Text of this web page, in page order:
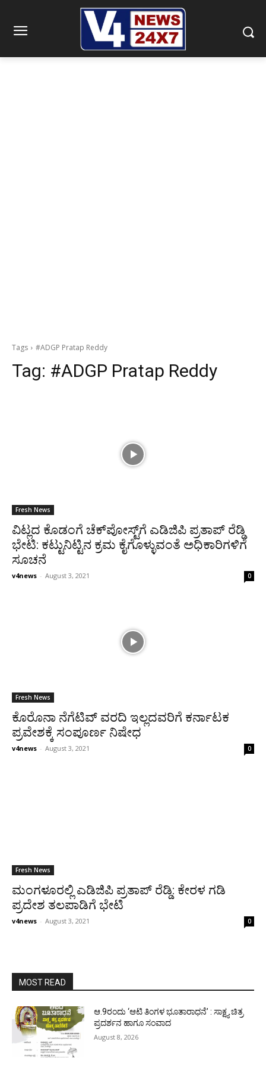
Tags #ADGP Pratap Reddy
Tag: #ADGP Pratap Reddy
Fresh News
ವಿಟ್ಲದ ಕೊಡಂಗೆ ಚೆಕ್‌ಪೋಸ್ಟ್‌ಗೆ ಎಡಿಜಿಪಿ ಪ್ರತಾಪ್ ರೆಡ್ಡಿ
ಭೇಟಿ: ಕಟ್ಟುನಿಟ್ಟಿನ ಕ್ರಮ ಕೈಗೊಳ್ಳುವಂತೆ ಅಧಿಕಾರಿಗಳಿಗೆ
ಸೂಚನೆ
v4news - August 3, 2021 0
Fresh News
ಕೊರೊನಾ ನೆಗೆಟಿವ್ ವರದಿ ಇಲ್ಲದವರಿಗೆ ಕರ್ನಾಟಕ
ಪ್ರವೇಶಕ್ಕೆ ಸಂಪೂರ್ಣ ನಿಷೇಧ
v4news - August 3, 2021 0
Fresh News
ಮಂಗಳೂರಲ್ಲಿ ಎಡಿಜಿಪಿ ಪ್ರತಾಪ್ ರೆಡ್ಡಿ: ಕೇರಳ ಗಡಿ
ಪ್ರದೇಶ ತಲಪಾಡಿಗೆ ಭೇಟಿ
v4news - August 3, 2021 0
MOST READ
ಆ.9ರಂದು ‘ಆಟಿ ತಿಂಗಳ ಭೂತಾರಾಧನೆ’ : ಸಾಕ್ಷ್ಯ ಚಿತ್ರ
ಪ್ರದರ್ಶನ ಹಾಗೂ ಸಂವಾದ
August 8, 2026